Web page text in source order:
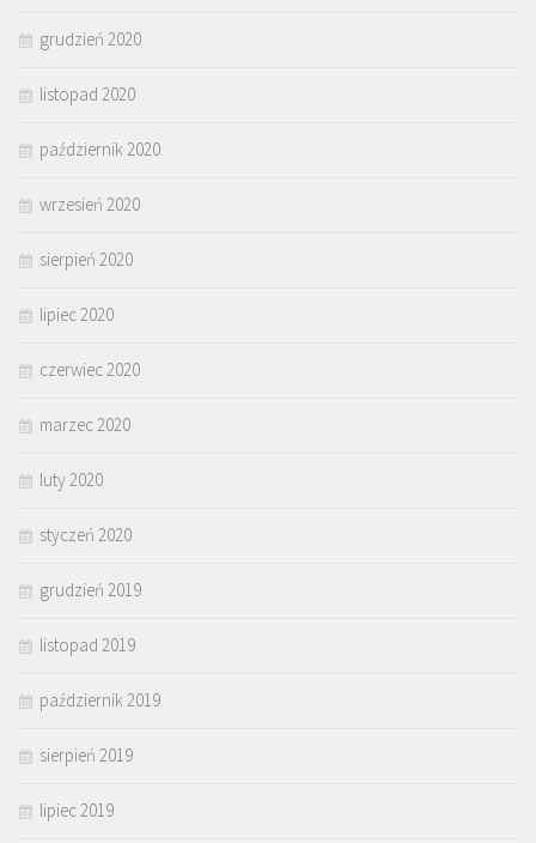
grudzień 2020
listopad 2020
październik 2020
wrzesień 2020
sierpień 2020
lipiec 2020
czerwiec 2020
marzec 2020
luty 2020
styczeń 2020
grudzień 2019
listopad 2019
październik 2019
sierpień 2019
lipiec 2019